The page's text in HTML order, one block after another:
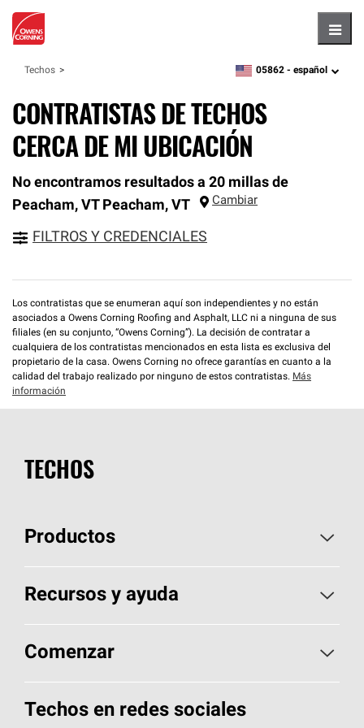
Techos zipcode,language
05862 - español
CONTRATISTAS DE TECHOS
CERCA DE MI UBICACIÓN
No encontramos resultados a 20 millas de
Peacham, VT Peacham, VT Cambiar
FILTROS Y CREDENCIALES
Los contratistas que se enumeran aquí son independientes y no están
asociados a Owens Corning Roofing and Asphalt, LLC ni a ninguna de sus
filiales (en su conjunto, “Owens Corning”). La decisión de contratar a
cualquiera de los contratistas mencionados en esta lista es exclusiva del
propietario de la casa. Owens Corning no ofrece garantías en cuanto a la
calidad del trabajo realizado por ninguno de estos contratistas. Más
información
TECHOS
Productos
Elija sus tejas
Encuentre un contratista
Componentes para techos
Recursos y ayuda
Aspectos básicos sobre techos
Herramientas de diseño y color
Comenzar
Llame al 1-800-GET-PINK®
Techos en redes sociales